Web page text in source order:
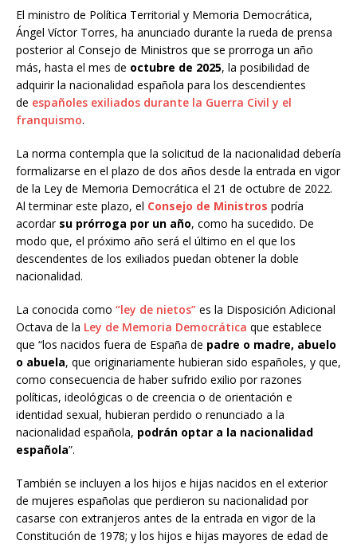
El ministro de Política Territorial y Memoria Democrática,
Ángel Víctor Torres, ha anunciado durante la rueda de prensa
posterior al Consejo de Ministros que se prorroga un año
más, hasta el mes de octubre de 2025, la posibilidad de
adquirir la nacionalidad española para los descendientes
de españoles exiliados durante la Guerra Civil y el
franquismo.
La norma contempla que la solicitud de la nacionalidad debería
formalizarse en el plazo de dos años desde la entrada en vigor
de la Ley de Memoria Democrática el 21 de octubre de 2022.
Al terminar este plazo, el Consejo de Ministros podría
acordar su prórroga por un año, como ha sucedido. De
modo que, el próximo año será el último en el que los
descendentes de los exiliados puedan obtener la doble
nacionalidad.
La conocida como “ley de nietos” es la Disposición Adicional
Octava de la Ley de Memoria Democrática que establece
que “los nacidos fuera de España de padre o madre, abuelo
o abuela, que originariamente hubieran sido españoles, y que,
como consecuencia de haber sufrido exilio por razones
políticas, ideológicas o de creencia o de orientación e
identidad sexual, hubieran perdido o renunciado a la
nacionalidad española, podrán optar a la nacionalidad
española”.
También se incluyen a los hijos e hijas nacidos en el exterior
de mujeres españolas que perdieron su nacionalidad por
casarse con extranjeros antes de la entrada en vigor de la
Constitución de 1978; y los hijos e hijas mayores de edad de